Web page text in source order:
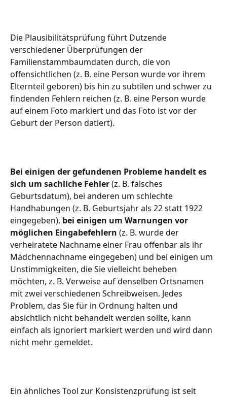
Die Plausibilitätsprüfung führt Dutzende
verschiedener Überprüfungen der
Familienstammbaumdaten durch, die von
offensichtlichen (z. B. eine Person wurde vor ihrem
Elternteil geboren) bis hin zu subtilen und schwer zu
findenden Fehlern reichen (z. B. eine Person wurde
auf einem Foto markiert und das Foto ist vor der
Geburt der Person datiert).
Bei einigen der gefundenen Probleme handelt es
sich um sachliche Fehler (z. B. falsches
Geburtsdatum), bei anderen um schlechte
Handhabungen (z. B. Geburtsjahr als 22 statt 1922
eingegeben), bei einigen um Warnungen vor
möglichen Eingabefehlern (z. B. wurde der
verheiratete Nachname einer Frau offenbar als ihr
Mädchennachname eingegeben) und bei einigen um
Unstimmigkeiten, die Sie vielleicht beheben
möchten, z. B. Verweise auf denselben Ortsnamen
mit zwei verschiedenen Schreibweisen. Jedes
Problem, das Sie für in Ordnung halten und
absichtlich nicht behandelt werden sollte, kann
einfach als ignoriert markiert werden und wird dann
nicht mehr gemeldet.
Ein ähnliches Tool zur Konsistenzprüfung ist seit